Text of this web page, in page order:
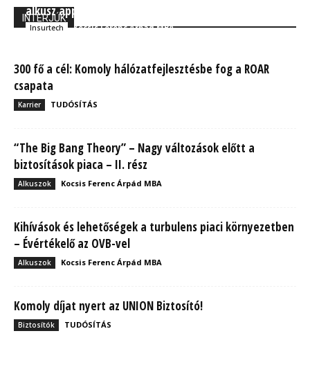
INTERJÚK
alkusz applikáció
Insurtech Kocsis Ferenc Árpád MBA
300 fő a cél: Komoly hálózatfejlesztésbe fog a ROAR
csapata
Karrier TUDÓSÍTÁS
“The Big Bang Theory” – Nagy változások előtt a
biztosítások piaca – II. rész
Alkuszok Kocsis Ferenc Árpád MBA
Kihívások és lehetőségek a turbulens piaci környezetben
– Évértékelő az OVB-vel
Alkuszok Kocsis Ferenc Árpád MBA
Komoly díjat nyert az UNION Biztosító!
Biztosítók TUDÓSÍTÁS